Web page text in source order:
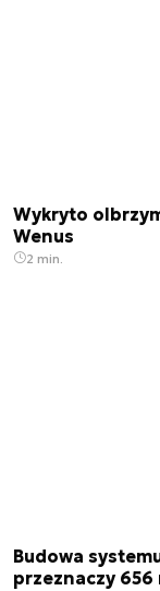
Wykryto
Wenus
2 min.
Budowa
przeznaczy 656